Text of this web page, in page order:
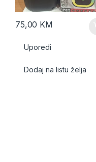
75,00 KM
Uporedi
Dodaj na listu želja